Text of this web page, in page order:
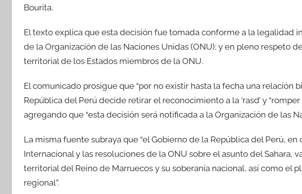
Bourita.
El texto explica que esta decisión fue tomada conforme a la legalidad
de la Organización de las Naciones Unidas (ONU); y en pleno respeto
territorial de los Estados miembros de la ONU.
El comunicado prosigue que “por no existir hasta la fecha una relación
República del Perú decide retirar el reconocimiento a la ‘rasd’ y
agregando que “esta decisión será notificada a la Organización de las
La misma fuente subraya que “el Gobierno de la República del Perú,
Internacional y las resoluciones de la ONU sobre el asunto del Sahara,
territorial del Reino de Marruecos y su soberanía nacional, así como el
regional”.